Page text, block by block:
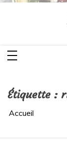
Aller
Étiquette :
Accueil